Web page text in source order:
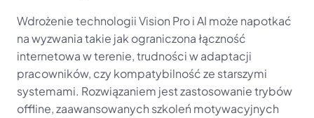
Wdrożenie technologii Vision Pro i AI może napotkać
na wyzwania takie jak ograniczona łączność
internetowa w terenie, trudności w adaptacji
pracowników, czy kompatybilność ze starszymi
systemami. Rozwiązaniem jest zastosowanie trybów
offline, zaawansowanych szkoleń motywacyjnych